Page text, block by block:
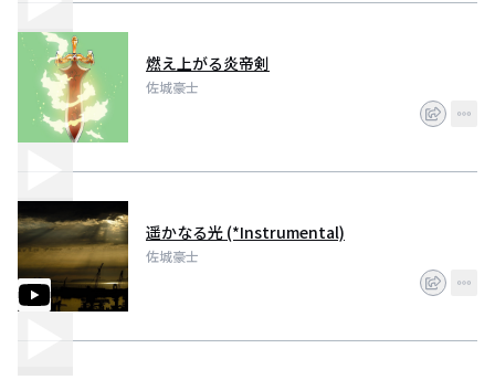
燃え上がる炎帝剣
佐城豪士
遥かなる光 (*Instrumental)
佐城豪士